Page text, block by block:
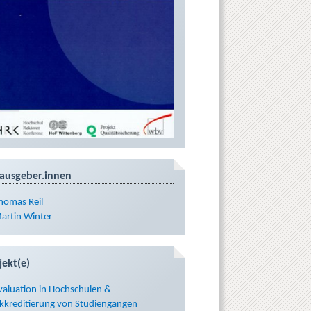
Reil
Winter
in Hochschulen &
von Studiengängen